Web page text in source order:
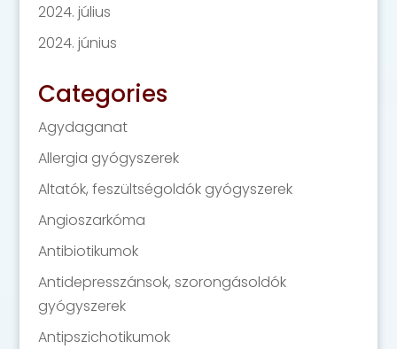
2024. július
2024. június
Categories
Agydaganat
Allergia gyógyszerek
Altatók, feszültségoldók gyógyszerek
Angioszarkóma
Antibiotikumok
Antidepresszánsok, szorongásoldók
gyógyszerek
Antipszichotikumok